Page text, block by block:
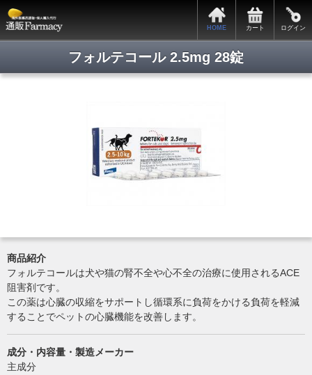
HOME カート ログイン
フォルテコール 2.5mg 28錠
商品紹介
フォルテコールは犬や猫の腎不全や心不全の治療に使用されるACE
阻害剤です。
この薬は心臓の収縮をサポートし循環系に負荷をかける負荷を軽減
することでペットの心臓機能を改善します。
成分・内容量・製造メーカー
主成分
サポートメニュー
新規会員登録
お問い合わせ
Copyright © 2014. 通販ファーマシー All rights reserved.